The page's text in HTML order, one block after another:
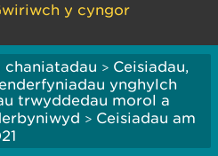
y cyngor
chaniatadau > Ceisiadau,
ynghylch
trwyddedau morol a
> Ceisiadau am